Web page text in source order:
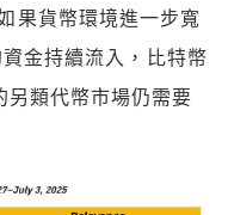
果貨幣環境進一步寬
金持續流入，比特幣
類代幣市場仍需要